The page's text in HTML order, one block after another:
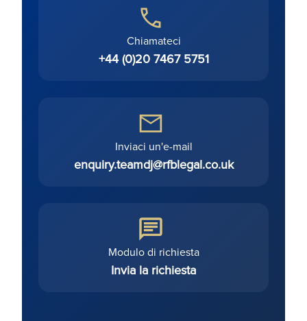
Chiamateci
+44 (0)20 7467 5751
Inviaci un'e-mail
enquiry.teamdj@rfblegal.co.uk
Modulo di richiesta
Invia la richiesta